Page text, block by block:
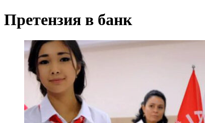
Претензия в банк